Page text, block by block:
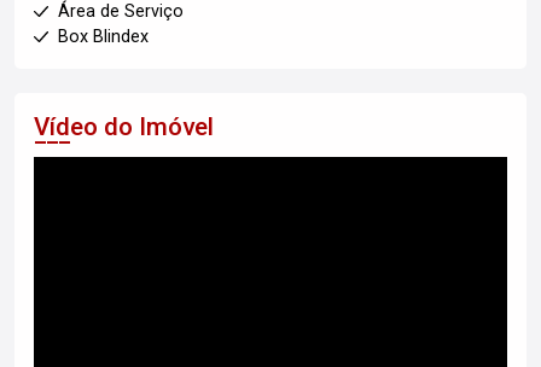
Área de Serviço
Box Blindex
Vídeo do Imóvel